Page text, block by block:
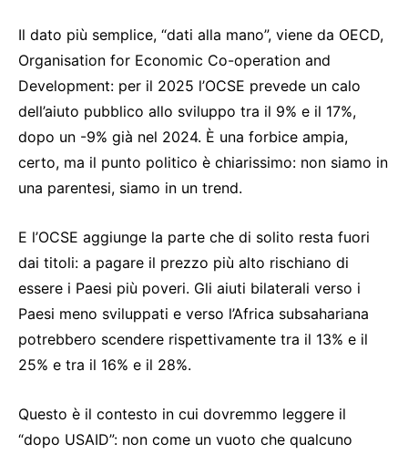
Il dato più semplice, “dati alla mano”, viene da OECD,
Organisation for Economic Co-operation and
Development: per il 2025 l’OCSE prevede un calo
dell’aiuto pubblico allo sviluppo tra il 9% e il 17%,
dopo un -9% già nel 2024. È una forbice ampia,
certo, ma il punto politico è chiarissimo: non siamo in
una parentesi, siamo in un trend.
E l’OCSE aggiunge la parte che di solito resta fuori
dai titoli: a pagare il prezzo più alto rischiano di
essere i Paesi più poveri. Gli aiuti bilaterali verso i
Paesi meno sviluppati e verso l’Africa subsahariana
potrebbero scendere rispettivamente tra il 13% e il
25% e tra il 16% e il 28%.
Questo è il contesto in cui dovremmo leggere il
“dopo USAID”: non come un vuoto che qualcuno